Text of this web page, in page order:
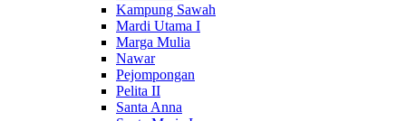
Kampung Sawah
Mardi Utama I
Marga Mulia
Nawar
Pejompongan
Pelita II
Santa Anna